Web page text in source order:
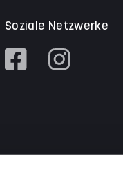
Soziale Netzwerke